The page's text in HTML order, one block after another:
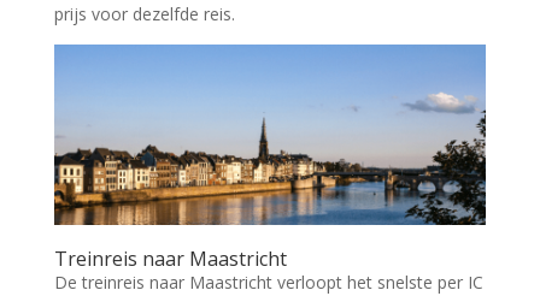
prijs voor dezelfde reis.
Treinreis naar Maastricht
De treinreis naar Maastricht verloopt het snelste per IC